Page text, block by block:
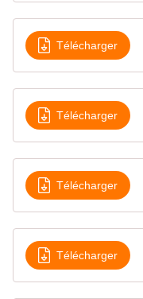
Télécharger
Télécharger
Télécharger
Télécharger